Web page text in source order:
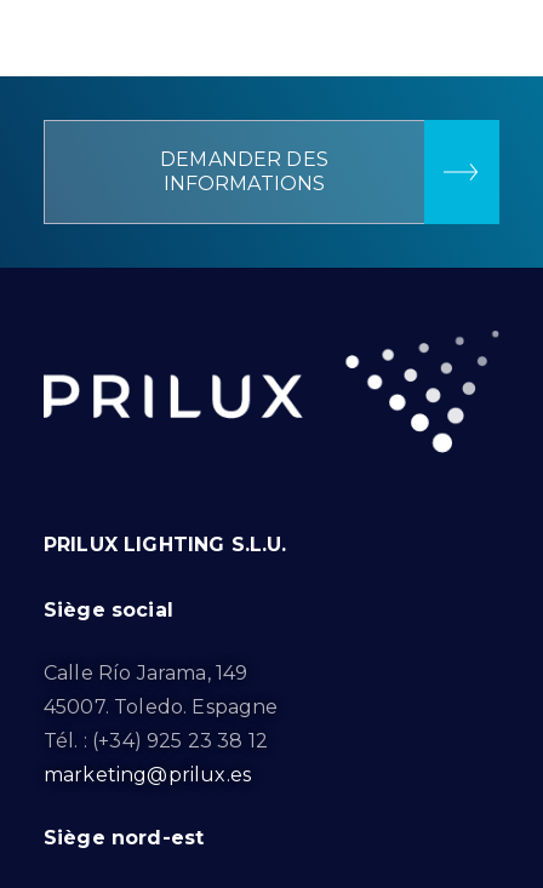
DEMANDER DES
INFORMATIONS
PRILUX LIGHTING S.L.U.
Siège social
Calle Río Jarama, 149
45007. Toledo. Espagne
Tél. : (+34) 925 23 38 12
marketing@prilux.es
Siège nord-est